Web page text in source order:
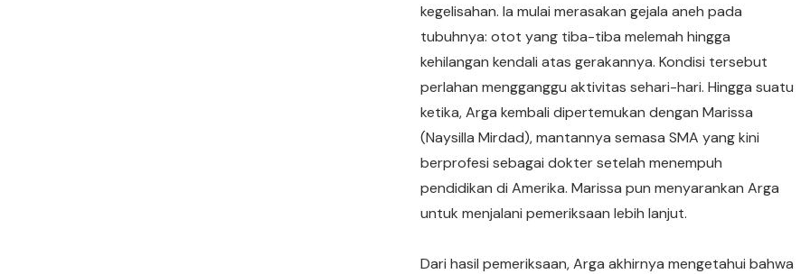
kegelisahan. Ia mulai merasakan gejala aneh pada
tubuhnya: otot yang tiba-tiba melemah hingga
kehilangan kendali atas gerakannya. Kondisi tersebut
perlahan mengganggu aktivitas sehari-hari. Hingga suatu
ketika, Arga kembali dipertemukan dengan Marissa
(Naysilla Mirdad), mantannya semasa SMA yang kini
berprofesi sebagai dokter setelah menempuh
pendidikan di Amerika. Marissa pun menyarankan Arga
untuk menjalani pemeriksaan lebih lanjut.
Dari hasil pemeriksaan, Arga akhirnya mengetahui bahwa